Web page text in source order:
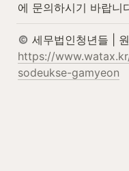
에 문의하시기 바랍니
https://
sodeukse-gamyeon